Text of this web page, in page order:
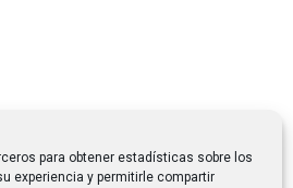
para obtener estadísticas sobre los
experiencia y permitirle compartir